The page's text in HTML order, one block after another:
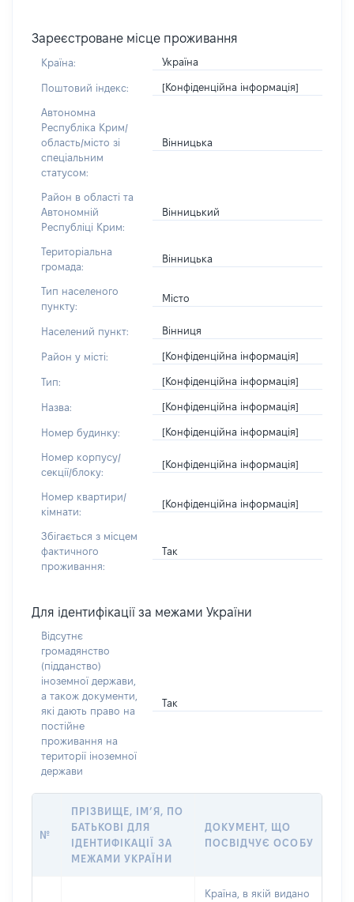
Зареєстроване місце проживання
Країна: Україна
Поштовий індекс: [Конфіденційна інформація]
Автономна
Республіка Крим/
область/місто зі
спеціальним
статусом:
Вінницька
Район в області та
Автономній
Республіці Крим:
Вінницький
Територіальна
громада:
Вінницька
Тип населеного
пункту:
Місто
Населений пункт: Вінниця
Район у місті: [Конфіденційна інформація]
Тип: [Конфіденційна інформація]
Назва: [Конфіденційна інформація]
Номер будинку: [Конфіденційна інформація]
Номер корпусу/
секції/блоку:
[Конфіденційна інформація]
Номер квартири/
кімнати:
[Конфіденційна інформація]
Збігається з місцем
фактичного
проживання:
Так
Для ідентифікації за межами України
Відсутнє
громадянство
(підданство)
іноземної держави,
а також документи,
які дають право на
постійне
проживання на
території іноземної
держави
Так
№
ПРІЗВИЩЕ, ІМ’Я, ПО
БАТЬКОВІ ДЛЯ
ІДЕНТИФІКАЦІЇ ЗА
МЕЖАМИ УКРАЇНИ
ДОКУМЕНТ, ЩО
ПОСВІДЧУЄ ОСОБУ
Країна, в якій видано